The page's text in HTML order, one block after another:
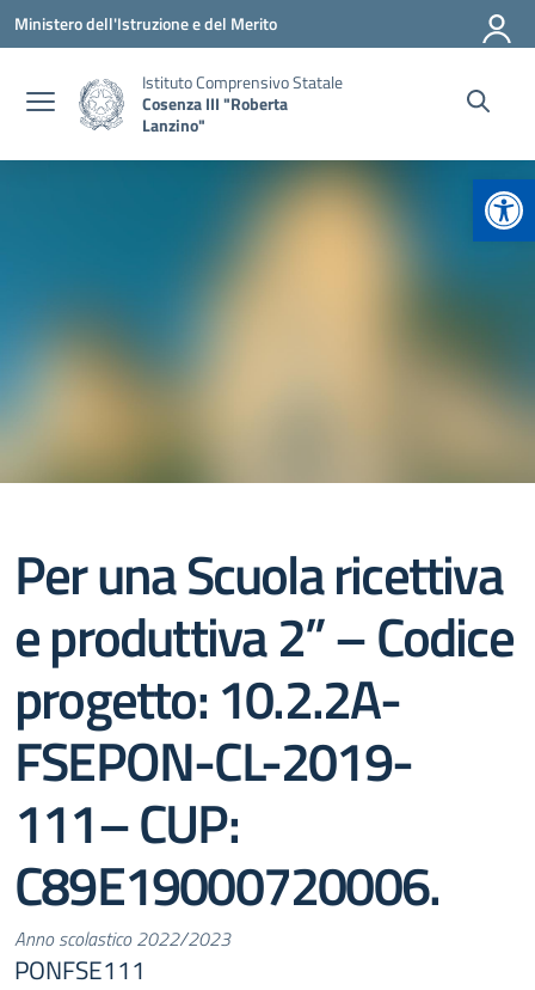
Vai ai contenuti
Vai al menu di navigazione
Vai al footer
Ministero dell'Istruzione e del Merito
Istituto Comprensivo Statale
Cosenza III "Roberta
Lanzino"
Per una Scuola ricettiva
e produttiva 2” – Codice
progetto: 10.2.2A-
FSEPON-CL-2019-
111– CUP:
C89E19000720006.
Anno scolastico 2022/2023
PONFSE111